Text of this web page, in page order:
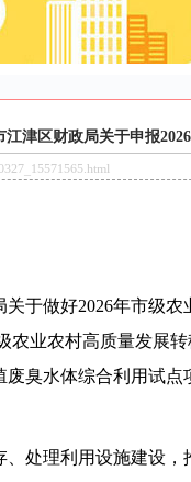
津区财政局关于申报
关于做好2026年市级农
农业农村高质量发展
废臭水体综合利用试点
、处理利用设施建设，